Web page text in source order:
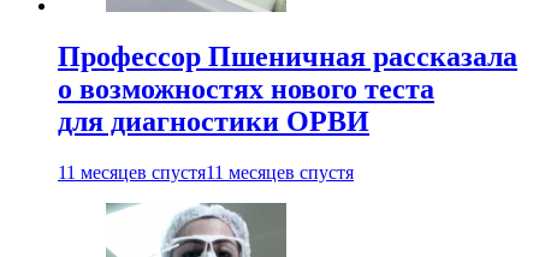
Профессор Пшеничная рассказала
о возможностях нового теста
для диагностики ОРВИ
11 месяцев спустя11 месяцев спустя